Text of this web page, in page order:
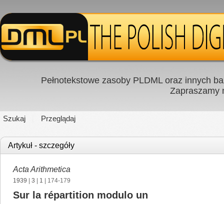
Pełnotekstowe zasoby PLDML oraz innych
Zapraszamy
Szukaj Przeglądaj
Artykuł - szczegóły
Acta Arithmetica
1939 3 1 | 174-179
Sur la répartition modulo un